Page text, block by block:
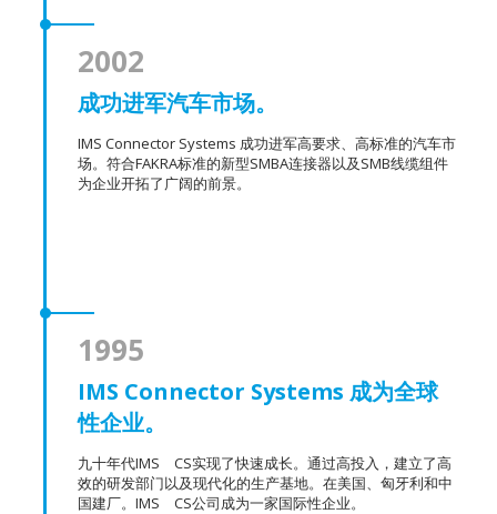
2002
成功进军汽车市场。
IMS Connector Systems 成功进军高要求、高标准的汽车市
场。符合FAKRA标准的新型SMBA连接器以及SMB线缆组件
为企业开拓了广阔的前景。
1995
IMS Connector Systems 成为全球
性企业。
九十年代IMS CS实现了快速成长。通过高投入，建立了高
效的研发部门以及现代化的生产基地。在美国、匈牙利和中
国建厂。IMS CS公司成为一家国际性企业。